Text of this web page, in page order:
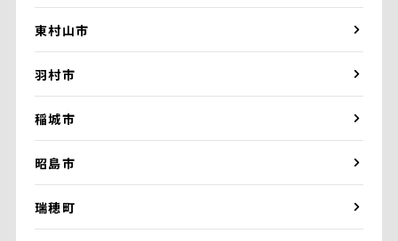
東村山市
羽村市
稲城市
昭島市
瑞穂町